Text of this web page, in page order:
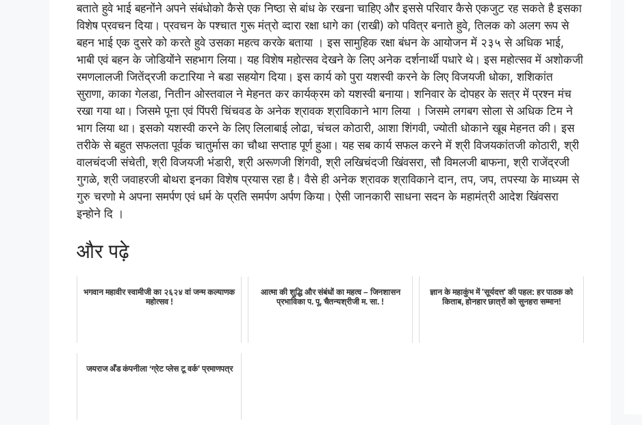
बताते हुवे भाई बहनोंने अपने संबंधोको कैसे एक निष्ठा से बांध के रखना चाहिए और इससे परिवार कैसे एकजुट रह सकते है इसका
विशेष प्रवचन दिया। प्रवचन के पश्चात गुरू मंत्रो व्दारा रक्षा धागे का (राखी) को पवित्र बनाते हुवे, तिलक को अलग रूप से
बहन भाई एक दुसरे को करते हुवे उसका महत्व करके बताया । इस सामुहिक रक्षा बंधन के आयोजन में २३५ से अधिक भाई,
भाबी एवं बहन के जोडियोंने सहभाग लिया। यह विशेष महोत्सव देखने के लिए अनेक दर्शनार्थी पधारे थे। इस महोत्सव में अशोकजी
रमणलालजी जितेंद्रजी कटारिया ने बडा सहयोग दिया। इस कार्य को पुरा यशस्वी करने के लिए विजयजी धोका, शशिकांत
सुराणा, काका गेलडा, नितीन ओस्तवाल ने मेहनत कर कार्यक्रम को यशस्वी बनाया। शनिवार के दोपहर के सत्र में प्रश्न मंच
रखा गया था। जिसमे पूना एवं पिंपरी चिंचवड के अनेक श्रावक श्राविकाने भाग लिया । जिसमे लगबग सोला से अधिक टिम ने
भाग लिया था। इसको यशस्वी करने के लिए लिलाबाई लोढा, चंचल कोठारी, आशा शिंगवी, ज्योती धोकाने खूब मेहनत की। इस
तरीके से बहुत सफलता पूर्वक चातुर्मास का चौथा सप्ताह पूर्ण हुआ। यह सब कार्य सफल करने में श्री विजयकांतजी कोठारी, श्री
वालचंदजी संचेती, श्री विजयजी भंडारी, श्री अरूणजी शिंगवी, श्री लखिचंदजी खिंवसरा, सौ विमलजी बाफना, श्री राजेंद्रजी
गुगळे, श्री जवाहरजी बोथरा इनका विशेष प्रयास रहा है। वैसे ही अनेक श्रावक श्राविकाने दान, तप, जप, तपस्या के माध्यम से
गुरु चरणो मे अपना समर्पण एवं धर्म के प्रति समर्पण अर्पण किया। ऐसी जानकारी साधना सदन के महामंत्री आदेश खिंवसरा
इन्होने दि ।
और पढ़े
भगवान महावीर स्वामीजी का २६२४ वां जन्म कल्याणक
महोत्सव !
आत्मा की शुद्धि और संबंधों का महत्व – जिनशासन
प्रभाविका प. पू. चैतन्यश्रीजी म. सा. !
ज्ञान के महाकुंभ में 'सूर्यदत्त' की पहल: हर पाठक को
किताब, होनहार छात्रों को सुनहरा सम्मान!
जयराज अँड कंपनीला ‘ग्रेट प्लेस टू वर्क’ प्रमाणपत्र